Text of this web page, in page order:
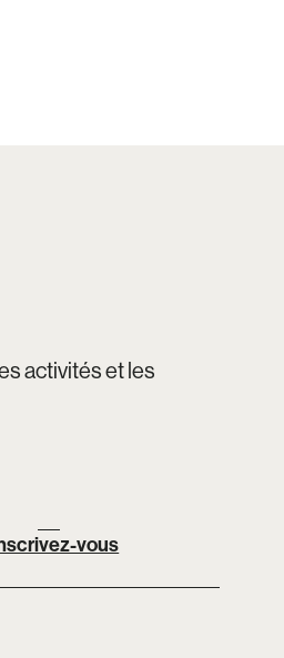
activités et les
vous